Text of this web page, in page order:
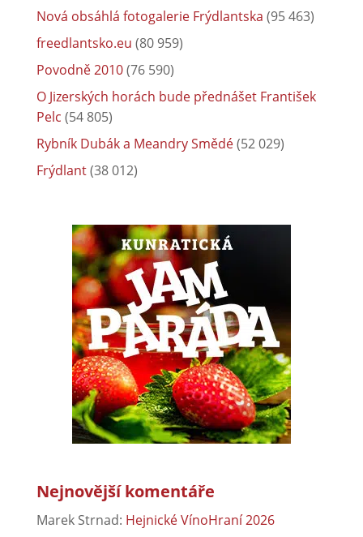
Nová obsáhlá fotogalerie Frýdlantska (95 463)
freedlantsko.eu (80 959)
Povodně 2010(76 590)
O Jizerských horách bude přednášet František
Pelc (54 805)
Rybník Dubák a Meandry Smědé(52 029)
Frýdlant(38 012)
Nejnovější komentáře
Marek Strnad: Hejnické VínoHraní 2026